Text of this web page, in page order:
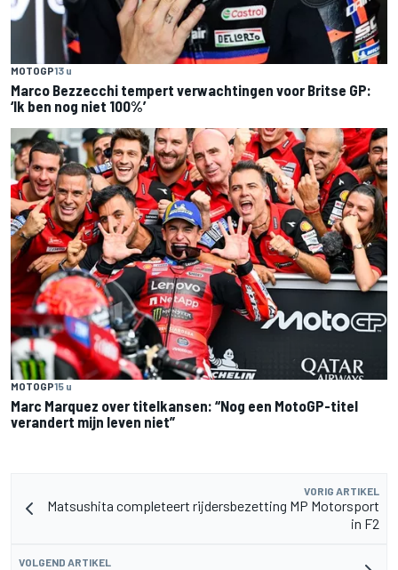
MOTOGP13 u
Marco Bezzecchi tempert verwachtingen voor Britse GP:
‘Ik ben nog niet 100%’
MOTOGP15 u
Marc Marquez over titelkansen: “Nog een MotoGP-titel
verandert mijn leven niet”
VORIG ARTIKEL
Matsushita completeert rijdersbezetting MP Motorsport
in F2
VOLGEND ARTIKEL